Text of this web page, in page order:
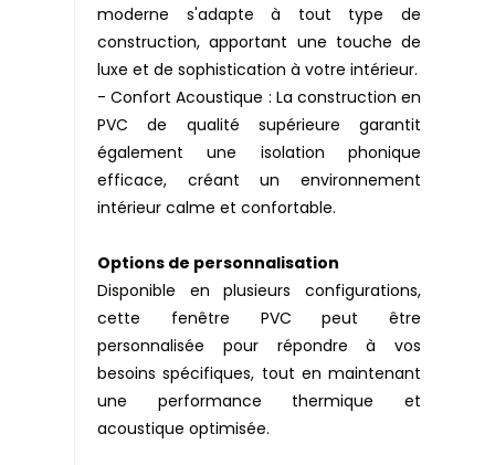
moderne s'adapte à tout type de
construction, apportant une touche de
luxe et de sophistication à votre intérieur.
- Confort Acoustique : La construction en
PVC de qualité supérieure garantit
également une isolation phonique
efficace, créant un environnement
intérieur calme et confortable.
Options de personnalisation
Disponible en plusieurs configurations,
cette fenêtre PVC peut être
personnalisée pour répondre à vos
besoins spécifiques, tout en maintenant
une performance thermique et
acoustique optimisée.